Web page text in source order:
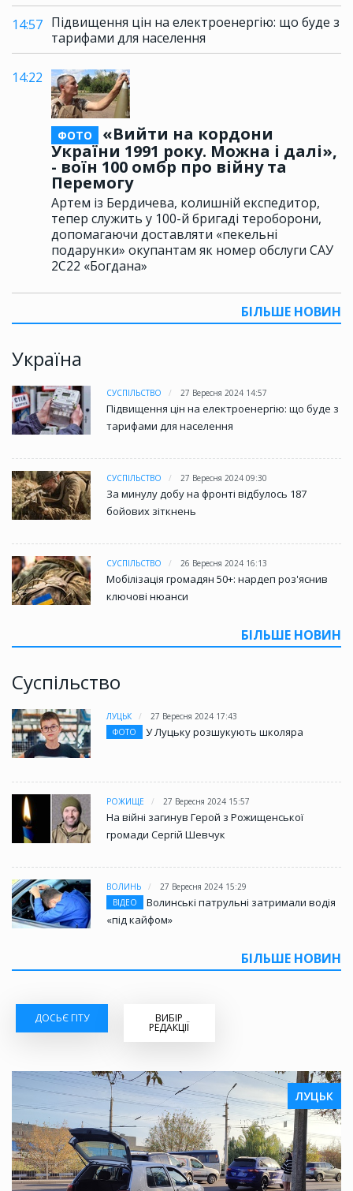
14:57 Підвищення цін на електроенергію: що буде з
тарифами для населення
14:22
ФОТО
«Вийти на кордони
України 1991 року. Можна і далі»,
- воїн 100 омбр про війну та
Перемогу
Артем із Бердичева, колишній експедитор,
тепер служить у 100-й бригаді тероборони,
допомагаючи доставляти «пекельні
подарунки» окупантам як номер обслуги САУ
2С22 «Богдана»
БІЛЬШЕ НОВИН
Україна
СУСПІЛЬСТВО 27 Вересня 2024 14:57
Підвищення цін на електроенергію: що буде з
тарифами для населення
СУСПІЛЬСТВО 27 Вересня 2024 09:30
За минулу добу на фронті відбулось 187
бойових зіткнень
СУСПІЛЬСТВО 26 Вересня 2024 16:13
Мобілізація громадян 50+: нардеп роз'яснив
ключові нюанси
БІЛЬШЕ НОВИН
Суспільство
ЛУЦЬК
27 Вересня 2024 17:43
ФОТО
У Луцьку розшукують школяра
РОЖИЩЕ 27 Вересня 2024 15:57
На війні загинув Герой з Рожищенської
громади Сергій Шевчук
ВОЛИНЬ
27 Вересня 2024 15:29
ВІДЕО
Волинські патрульні затримали водія
«під кайфом»
БІЛЬШЕ НОВИН
ДОСЬЄ ГІТУ ВИБІР
РЕДАКЦІЇ
ЛУЦЬК